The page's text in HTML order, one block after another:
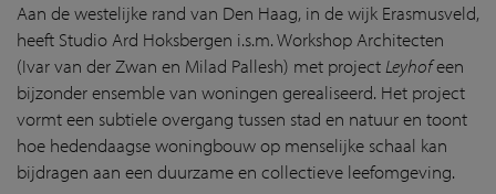
Aan de westelijke rand van Den Haag, in de wijk Erasmusveld,
heeft Studio Ard Hoksbergen i.s.m. Workshop Architecten
(Ivar van der Zwan en Milad Pallesh) met project Leyhofeen
bijzonder ensemble van woningen gerealiseerd. Het project
vormt een subtiele overgang tussen stad en natuur en toont
hoe hedendaagse woningbouw op menselijke schaal kan
bijdragen aan een duurzame en collectieve leefomgeving.